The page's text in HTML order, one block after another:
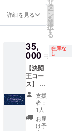
定） ・
CF限定
グルー
プ
トブロ
マイド
コンプ
リート
セット
（6種・
各1枚）
「STAR
GAZER
」台本
詳細を見る
リ
タ
ー
ン
を
選
択
す
る
35,
000 円
在庫な
し
【決闘
王コー
ス】 ・
春の海
エンブ
レムタ
ペスト
リー(A1
支援
者：
1人
お届
け予